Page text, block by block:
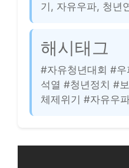
기, 자유우파, 청년
해시태그
#자유청년대회 #
석열 #청년정치 #
체제위기 #자유우